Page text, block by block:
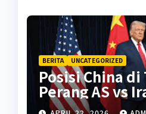
BERITA UNCATEGORIZED
Posisi China di
Perang AS vs
Kepentingan